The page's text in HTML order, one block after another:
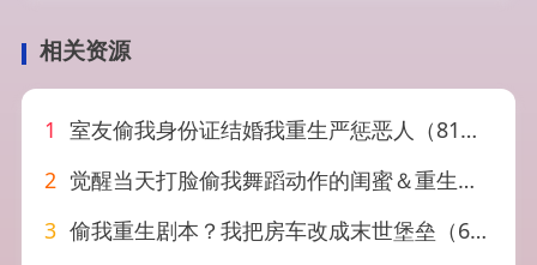
相关资源
1 室友偷我身份证结婚我重生严惩恶人（81集）孟佳辉&张颖菲
2 觉醒当天打脸偷我舞蹈动作的闺蜜＆重生后我一舞惊鸿（60集）翁心＆申晴
3 偷我重生剧本？我把房车改成末世堡垒（65集）AI短剧